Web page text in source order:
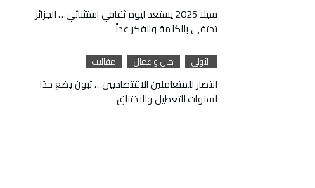
سيلا 2025 يستعد ليوم ثقافي استثنائي… الجزائر
تحتفي بالكلمة والفكر غداً
الأولى مال واعمال مقالات
انتصار للمتعاملين الاقتصاديين… تبون يضع حدًا
لسنوات التعطيل والاختناق